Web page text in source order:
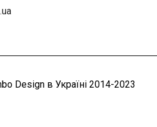
Design в Україні 2014-2023